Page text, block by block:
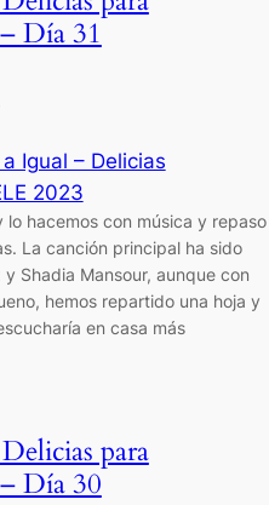
Día 31
Igual – Delicias
2023
lo hacemos con música y
La canción principal ha sido
Shadia Mansour, aunque con
hemos repartido una hoja y
en casa más
para
Día 30